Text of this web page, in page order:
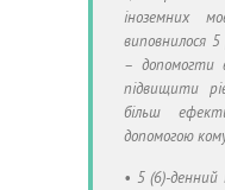
іноземних
виповнилося 5
– допомогти
підвищити
більш
допомогою
• 5 (6)-денний